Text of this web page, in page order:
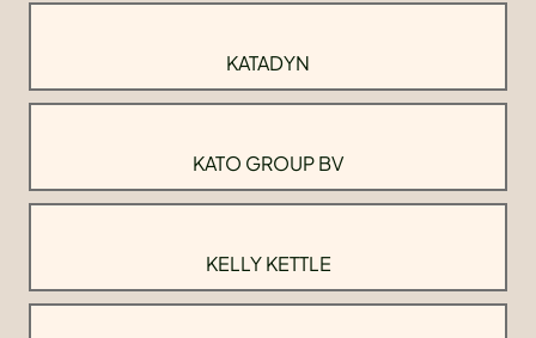
KATADYN
KATO GROUP BV
KELLY KETTLE